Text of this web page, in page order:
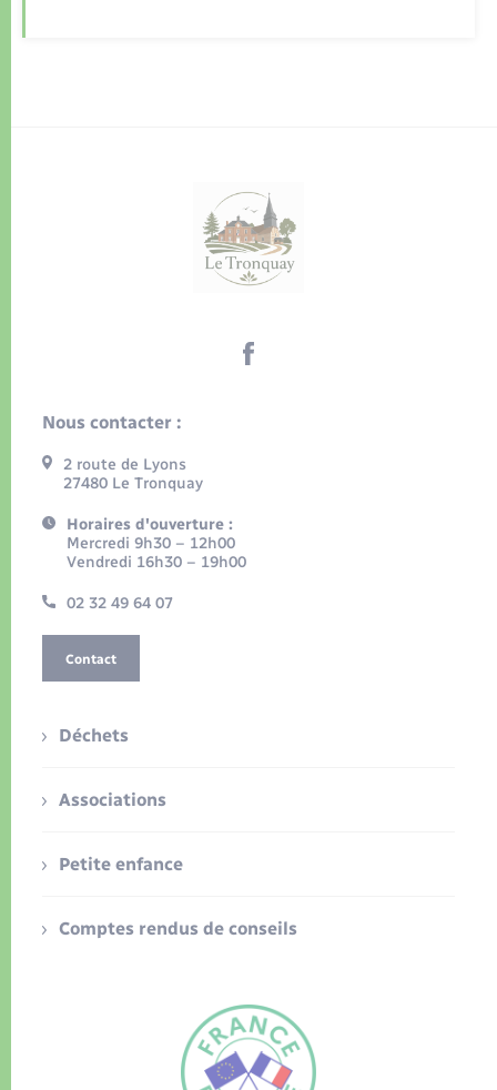
Nous contacter :
2 route de Lyons
27480 Le Tronquay
Horaires d'ouverture :
Mercredi 9h30 – 12h00
Vendredi 16h30 – 19h00
02 32 49 64 07
Contact
Déchets
Associations
Petite enfance
Comptes rendus de conseils